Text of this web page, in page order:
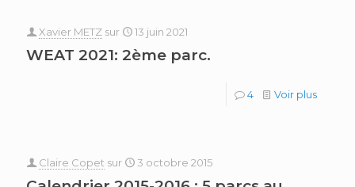
Xavier METZ sur 13 juin 2021
WEAT 2021: 2ème parc.
4 Voir plus
Claire Copet sur 3 octobre 2015